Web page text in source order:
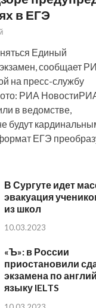
в ЕГЭ
Единый
сообщает
на пресс-службу
РИА
в ведомстве,
будут
ЕГЭ
В Сургуте идет
эвакуация
из школ
10.03.2023
«Ъ»: в России
приостановили
экзамена по
языку IELTS